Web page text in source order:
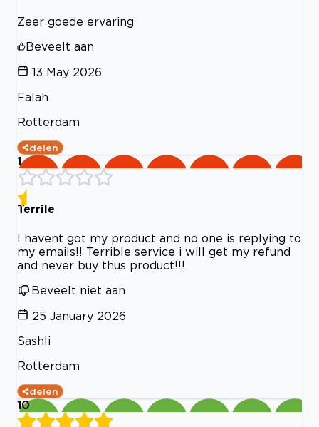
Zeer goede ervaring
Beveelt aan
13 May 2026
Falah
Rotterdam
delen
1
Terrile
I havent got my product and no one is replying to
my emails!! Terrible service i will get my refund
and never buy thus product!!!
Beveelt niet aan
25 January 2026
Sashli
Rotterdam
delen
10